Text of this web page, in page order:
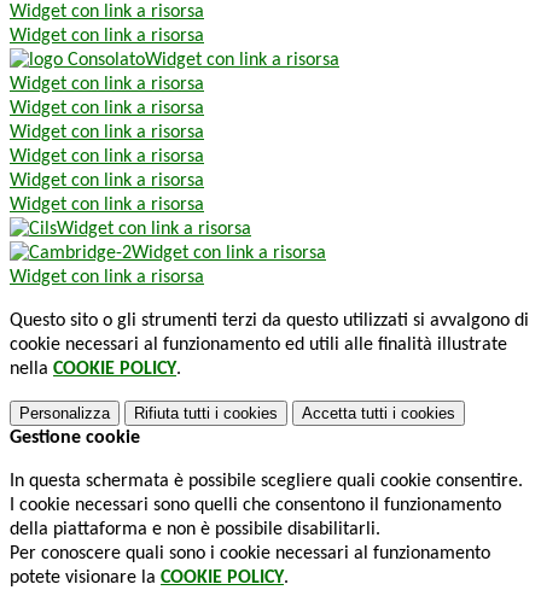
Widget con link a risorsa
Widget con link a risorsa
Widget con link a risorsa
Widget con link a risorsa
Widget con link a risorsa
Widget con link a risorsa
Widget con link a risorsa
Widget con link a risorsa
Widget con link a risorsa
Widget con link a risorsa
Widget con link a risorsa
Widget con link a risorsa
Questo sito o gli strumenti terzi da questo utilizzati si avvalgono di
cookie necessari al funzionamento ed utili alle finalità illustrate
nella COOKIE POLICY.
Personalizza Rifiuta tutti i cookies Accetta tutti i cookies
Gestione cookie
In questa schermata è possibile scegliere quali cookie consentire.
I cookie necessari sono quelli che consentono il funzionamento
della piattaforma e non è possibile disabilitarli.
Per conoscere quali sono i cookie necessari al funzionamento
potete visionare la COOKIE POLICY.